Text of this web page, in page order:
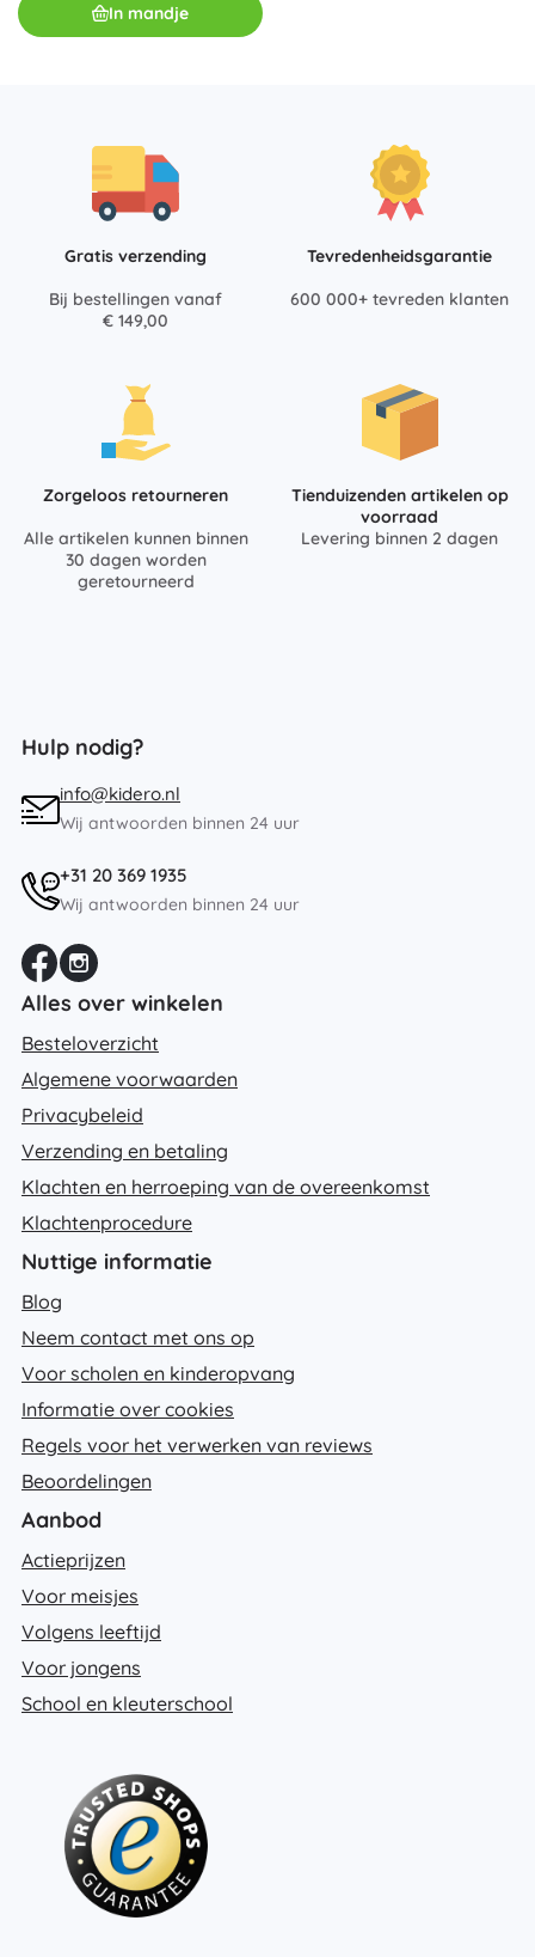
In mandje
Gratis verzending
Bij bestellingen vanaf
€ 149,00
Tevredenheidsgarantie
600 000+ tevreden klanten
Zorgeloos retourneren
Alle artikelen kunnen binnen
30 dagen worden
geretourneerd
Tienduizenden artikelen op
voorraad
Levering binnen 2 dagen
Hulp nodig?
info@kidero.nl
Wij antwoorden binnen 24 uur
+31 20 369 1935
Wij antwoorden binnen 24 uur
Alles over winkelen
Besteloverzicht
Algemene voorwaarden
Privacybeleid
Verzending en betaling
Klachten en herroeping van de overeenkomst
Klachtenprocedure
Nuttige informatie
Blog
Neem contact met ons op
Voor scholen en kinderopvang
Informatie over cookies
Regels voor het verwerken van reviews
Beoordelingen
Aanbod
Actieprijzen
Voor meisjes
Volgens leeftijd
Voor jongens
School en kleuterschool